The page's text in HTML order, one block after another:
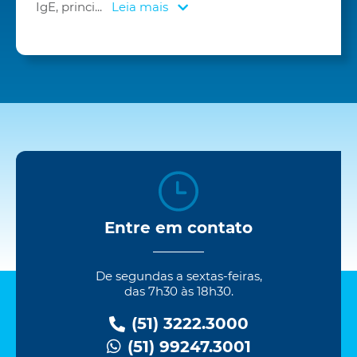
IgE, princi... Leia mais
Entre em contato
De segundas a sextas-feiras,
das 7h30 às 18h30.
(51) 3222.3000
(51) 99247.3001